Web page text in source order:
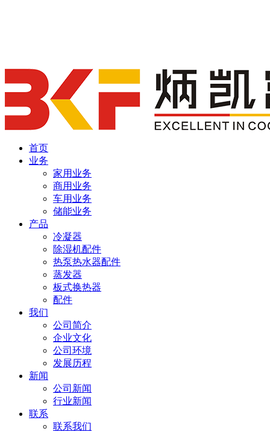
首页
业务
家用业务
商用业务
车用业务
储能业务
产品
冷凝器
除湿机配件
热泵热水器配件
蒸发器
板式换热器
配件
我们
公司简介
企业文化
公司环境
发展历程
新闻
公司新闻
行业新闻
联系
联系我们